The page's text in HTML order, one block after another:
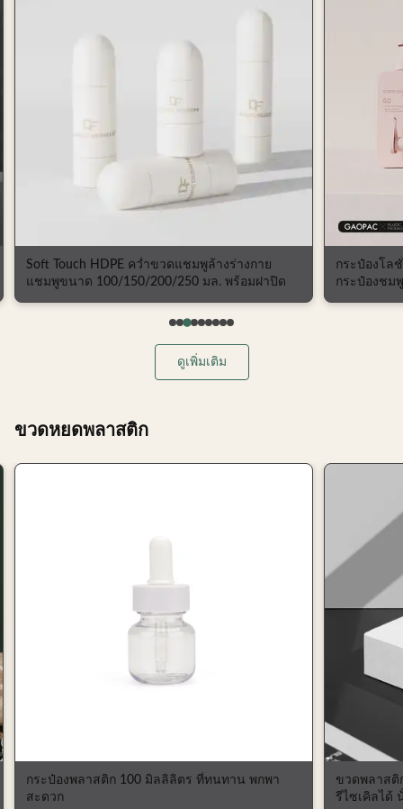
Soft Touch HDPE คว่ำขวดแชมพูล้างร่างกาย
แชมพูขนาด 100/150/200/250 มล. พร้อมฝาปิด
กระป๋องโล
กระป๋องชม
ดูเพิ่มเติม
ขวดหยดพลาสติก
กระป๋องพลาสติก 100 มิลลิลิตร ที่ทนทาน พกพา
สะดวก
ขวดพลาสติ
รีไซเคิลได้